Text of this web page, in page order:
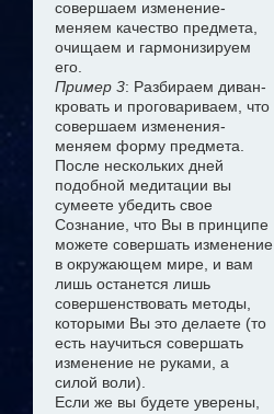
совершаем изменение-
меняем качество предмета,
очищаем и гармонизируем
его.
Пример 3: Разбираем диван-
кровать и проговариваем, что
совершаем изменения-
меняем форму предмета.
После нескольких дней
подобной медитации вы
сумеете убедить свое
Сознание, что Вы в принципе
можете совершать изменение
в окружающем мире, и вам
лишь останется лишь
совершенствовать методы,
которыми Вы это делаете (то
есть научиться совершать
изменение не руками, а
силой воли).
Если же вы будете уверены,